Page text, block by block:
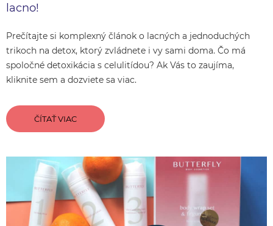
lacno!
Prečítajte si komplexný článok o lacných a jednoduchých
trikoch na detox, ktorý zvládnete i vy sami doma. Čo má
spoločné detoxikácia s celulitídou? Ak Vás to zaujíma,
kliknite sem a dozviete sa viac.
ČÍTAŤ VIAC